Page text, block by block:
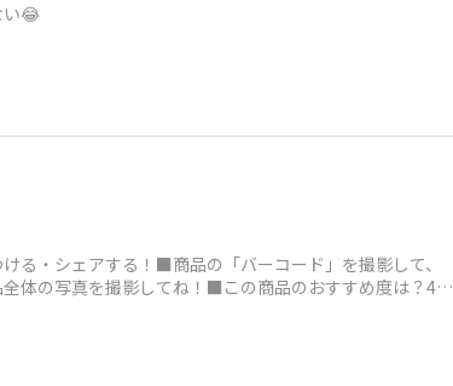
い😂
・シェアする！■商品の「バーコード」を撮影して、
体の写真を撮影してね！■この商品のおすすめ度は？4■